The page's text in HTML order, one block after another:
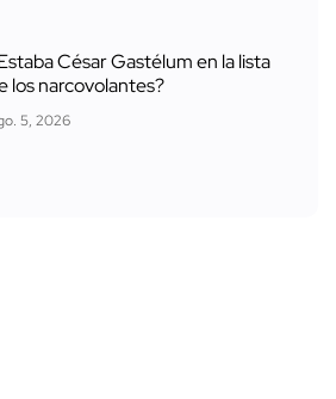
César Gastélum en la lista
los narcovolantes?
5, 2026